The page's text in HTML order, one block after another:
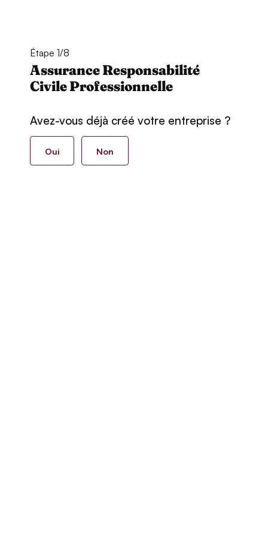
Étape 1/8
Assurance Responsabilité
Civile Professionnelle
Avez-vous déjà créé votre entreprise ?
Oui Non